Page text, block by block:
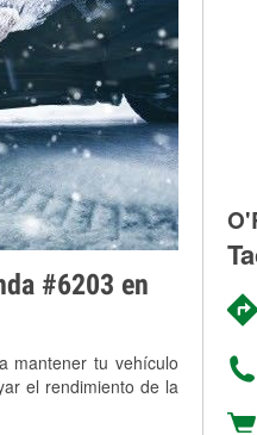
#6203 en
mantener tu vehículo
el rendimiento de la